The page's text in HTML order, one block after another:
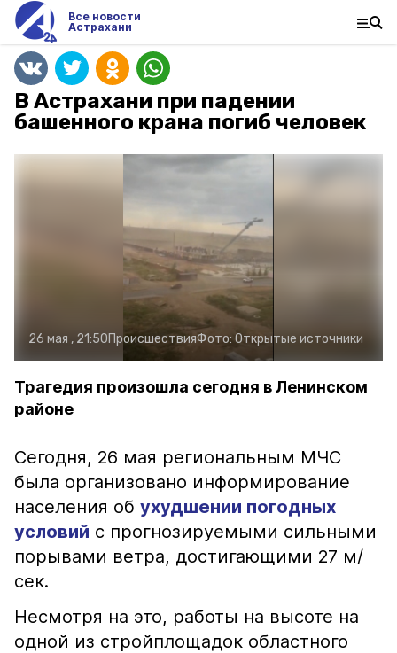
Все новости
Астрахани
В Астрахани при падении
башенного крана погиб человек
26 мая , 21:50ПроисшествияФото:Открытые источники
Трагедия произошла сегодня в Ленинском
районе
Сегодня, 26 мая региональным МЧС
была организовано информирование
населения об ухудшении погодных
условий с прогнозируемыми сильными
порывами ветра, достигающими 27 м/
сек.
Несмотря на это, работы на высоте на
одной из стройплощадок областного